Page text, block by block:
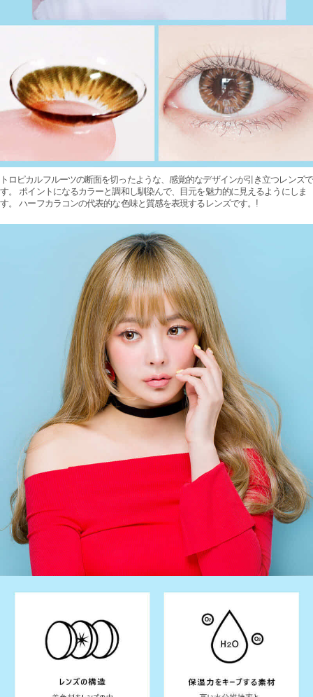
トロピカルフルーツの断面を切ったような、感覚的なデザインが引き立つレンズで
す。 ポイントになるカラーと調和し馴染んで、目元を魅力的に見えるようにしま
す。 ハーフカラコンの代表的な色味と質感を表現するレンズです。!